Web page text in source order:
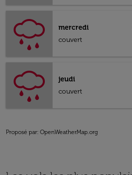
mercredi
couvert
jeudi
couvert
Proposé par: OpenWeatherMap.org